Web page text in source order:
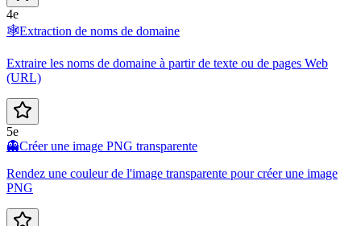
4e
🕸️Extraction de noms de domaine
Extraire les noms de domaine à partir de texte ou de pages Web
(URL)
5e
👻Créer une image PNG transparente
Rendez une couleur de l'image transparente pour créer une image
PNG